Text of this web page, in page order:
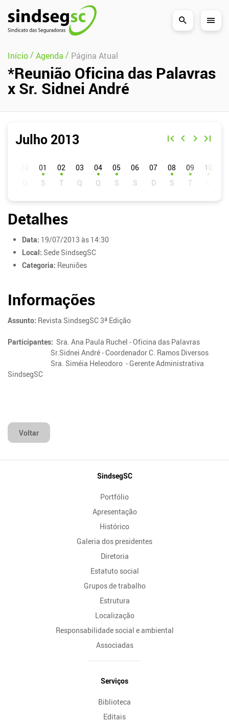
Pular Navegação (s)
Início/ Agenda / Página Atual
*Reunião Oficina das Palavras
x Sr. Sidnei André
Julho 2013
01 02 03 04 05 06 07 08 09 10
Detalhes
Data: 19/07/2013 às 14:30
Local: Sede SindsegSC
Categoria: Reuniões
Informações
Assunto: Revista SindsegSC 3ª Edição
Participantes:Sra. Ana Paula Ruchel - Oficina das Palavras
Sr.Sidnei André - Coordenador C. Ramos Diversos
Sra. Siméia Heleodoro - Gerente Administrativa
SindsegSC
Voltar
SindsegSC
Portfólio
Apresentação
Histórico
Galeria dos presidentes
Diretoria
Estatuto social
Grupos de trabalho
Estrutura
Localização
Responsabilidade social e ambiental
Associadas
Serviços
Biblioteca
Editais